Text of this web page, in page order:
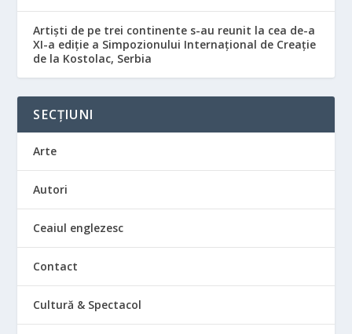
Artiști de pe trei continente s-au reunit la cea de-a
XI-a ediție a Simpozionului Internațional de Creație
de la Kostolac, Serbia
SECȚIUNI
Arte
Autori
Ceaiul englezesc
Contact
Cultură & Spectacol